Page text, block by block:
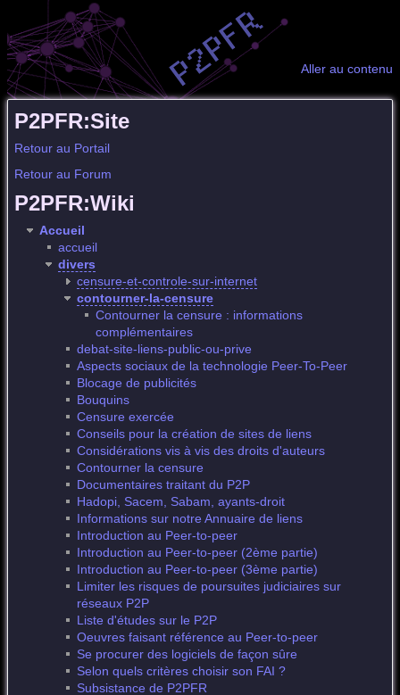
Aller au contenu
P2PFR:Site
Retour au Portail
Retour au Forum
P2PFR:Wiki
Accueil
accueil
divers
censure-et-controle-sur-internet
contourner-la-censure
Contourner la censure : informations
complémentaires
debat-site-liens-public-ou-prive
Aspects sociaux de la technologie Peer-To-Peer
Blocage de publicités
Bouquins
Censure exercée
Conseils pour la création de sites de liens
Considérations vis à vis des droits d'auteurs
Contourner la censure
Documentaires traitant du P2P
Hadopi, Sacem, Sabam, ayants-droit
Informations sur notre Annuaire de liens
Introduction au Peer-to-peer
Introduction au Peer-to-peer (2ème partie)
Introduction au Peer-to-peer (3ème partie)
Limiter les risques de poursuites judiciaires sur
réseaux P2P
Liste d'études sur le P2P
Oeuvres faisant référence au Peer-to-peer
Se procurer des logiciels de façon sûre
Selon quels critères choisir son FAI ?
Subsistance de P2PFR